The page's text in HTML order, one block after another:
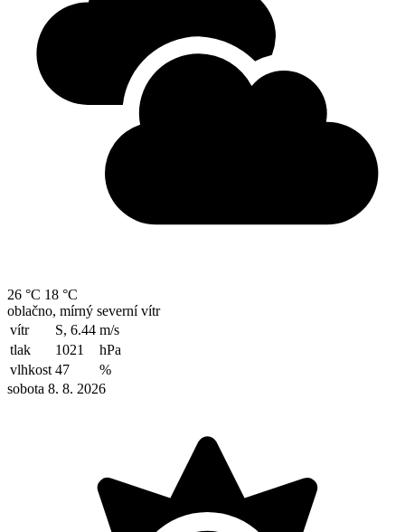
26 °C 18 °C
oblačno, mírný severní vítr
vítr
S, 6.44 m/s
tlak
1021
hPa
vlhkost 47
%
sobota 8. 8. 2026